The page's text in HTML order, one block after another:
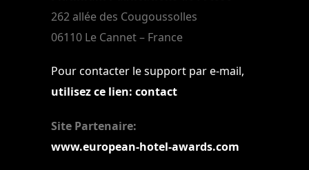
262 allée des Cougoussolles
06110 Le Cannet – France
Pour contacter le support par e-mail,
utilisez ce lien: contact
Site Partenaire:
www.european-hotel-awards.com